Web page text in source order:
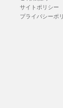
サイトポリシー
プライバシーポ